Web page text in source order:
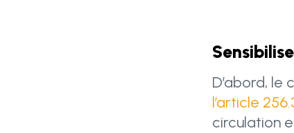
D’abord,
l’article
circulation